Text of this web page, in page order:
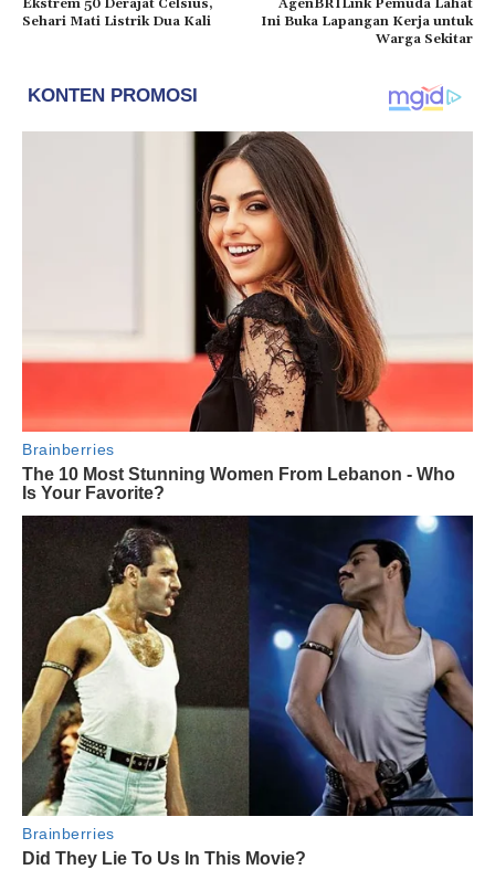
Ekstrem 50 Derajat Celsius,
Sehari Mati Listrik Dua Kali
AgenBRILink Pemuda Lahat
Ini Buka Lapangan Kerja untuk
Warga Sekitar